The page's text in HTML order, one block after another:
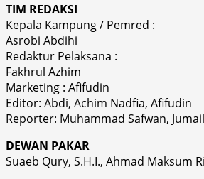
TIM REDAKSI
Kepala Kampung / Pemred :
Asrobi Abdihi
Redaktur Pelaksana :
Fakhrul Azhim
Marketing : Afifudin
Editor: Abdi, Achim Nadfia, Afifudin
Reporter: Muhammad Safwan,
DEWAN PAKAR
Suaeb Qury, S.H.I., Ahmad Maksum